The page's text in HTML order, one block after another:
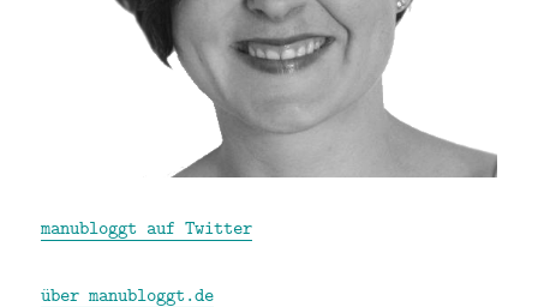
manubloggt auf Twitter
über manubloggt.de